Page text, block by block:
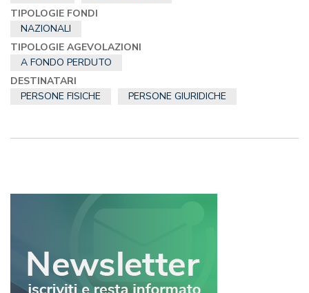
TIPOLOGIE FONDI
NAZIONALI
TIPOLOGIE AGEVOLAZIONI
A FONDO PERDUTO
DESTINATARI
PERSONE FISICHE
PERSONE GIURIDICHE